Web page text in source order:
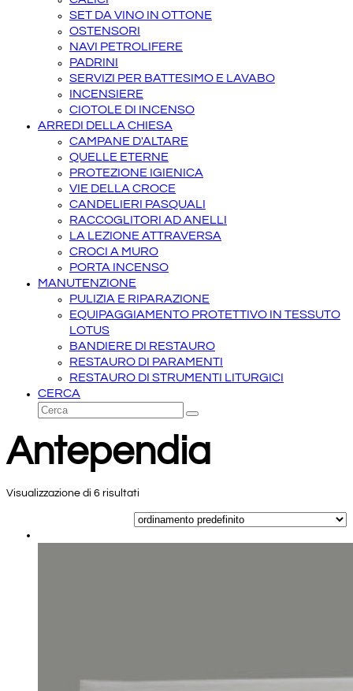
SET DA VINO IN OTTONE
OSTENSORI
NAVI PETROLIFERE
PADRINI
SERVIZI PER BATTESIMO E LAVABO
INCENSIERE
CIOTOLE DI INCENSO
ARREDI DELLA CHIESA
CAMPANE D'ALTARE
QUELLE ETERNE
PROTEZIONE IGIENICA
VIE DELLA CROCE
CANDELIERI PASQUALI
RACCOGLITORI AD ANELLI
LA LEZIONE ATTRAVERSA
CROCI A MURO
PORTA INCENSO
MANUTENZIONE
PULIZIA E RIPARAZIONE
EQUIPAGGIAMENTO PROTETTIVO IN TESSUTO
LOTUS
BANDIERE DI RESTAURO
RESTAURO DI PARAMENTI
RESTAURO DI STRUMENTI LITURGICI
CERCA
Cerca
Invia
Antependia
Visualizzazione di 6 risultati